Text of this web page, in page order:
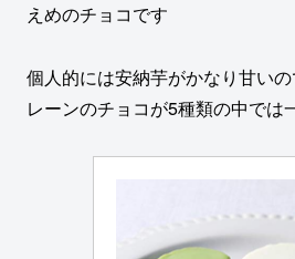
えめのチョコです
個人的には安納芋がかなり甘い
レーンのチョコが5種類の中では